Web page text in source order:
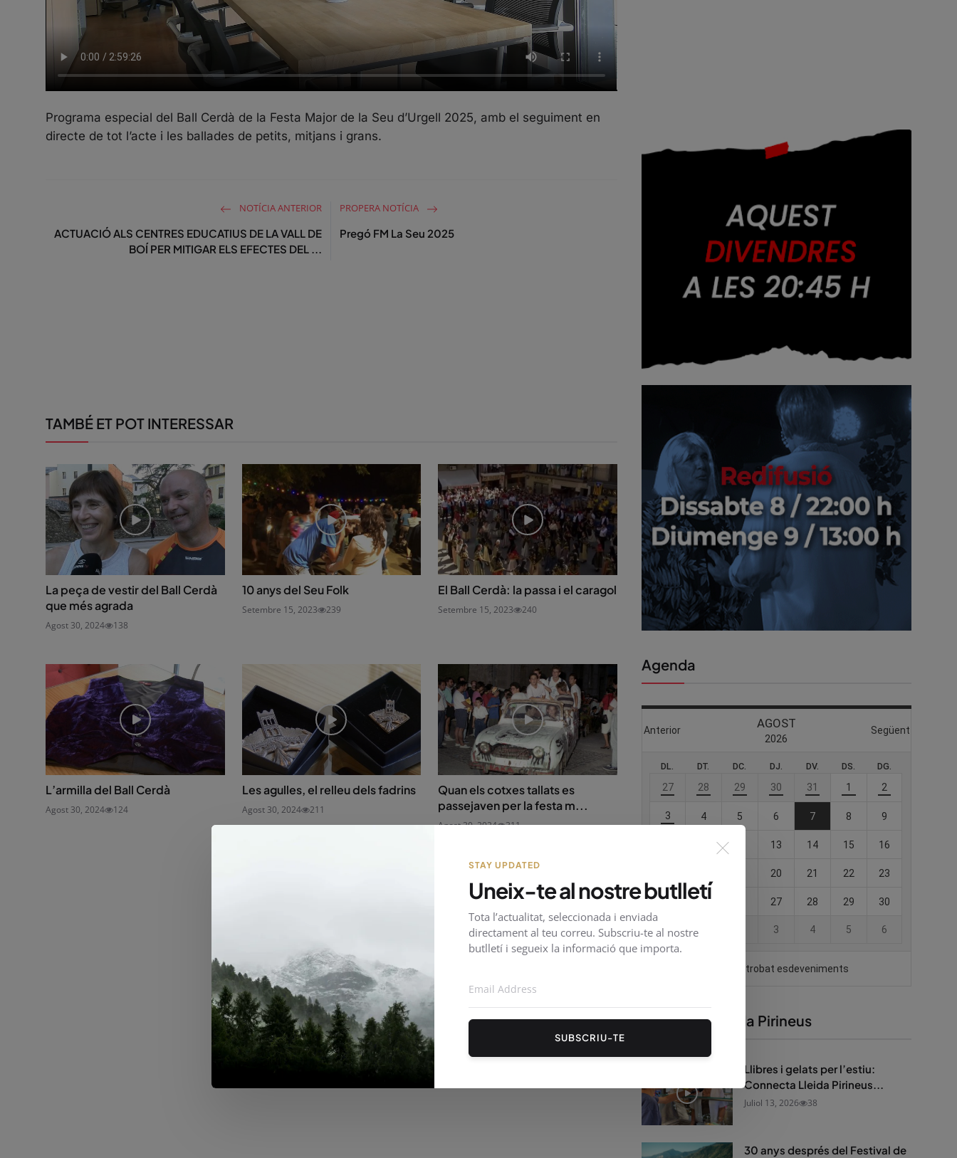
Programa especial del Ball Cerdà de la Festa Major de la Seu d’Urgell 2025, amb el seguiment en
directe de tot l’acte i les ballades de petits, mitjans i grans.
NOTÍCIA ANTERIOR
ACTUACIÓ ALS CENTRES EDUCATIUS DE LA VALL DE
BOÍ PER MITIGAR ELS EFECTES DEL ...
PROPERA NOTÍCIA
Pregó FM La Seu 2025
TAMBÉ ET POT INTERESSAR
La peça de vestir del Ball Cerdà
que més agrada
Agost 30, 2024 138
10 anys del Seu Folk
Setembre 15, 2023 239
El Ball Cerdà: la passa i el caragol
Setembre 15, 2023 240
L’armilla del Ball Cerdà
Agost 30, 2024 124
Les agulles, el relleu dels fadrins
Agost 30, 2024 211
Quan els cotxes tallats es
passejaven per la festa m...
Agost 30, 2024 311
Agenda
Connecta Lleida Pirineus
Llibres i gelats per l’estiu:
Connecta Lleida Pirineus...
Juliol 13, 2026 38
30 anys després del Festival de
STAY UPDATED
Uneix-te al nostre butlletí
Tota l’actualitat, seleccionada i enviada
directament al teu correu. Subscriu-te al nostre
butlletí i segueix la informació que importa.
SUBSCRIU-TE